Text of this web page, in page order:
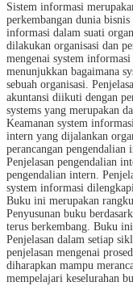
Sistem informasi
perkembangan dunia
informasi dalam suati
dilakukan organisasi dan
mengenai system
menunjukkan bagaimana
sebuah organisasi.
akuntansi diikuti dengan
systems yang merupakan
Keamanan system
intern yang dijalankan
perancangan
Penjelasan pengendalian
pengendalian intern.
system informasi
Buku ini merupakan
Penyusunan buku
terus berkembang. Buku
Penjelasan dalam setiap
penjelasan mengenai
diharapkan mampu
mempelajari keselurahan